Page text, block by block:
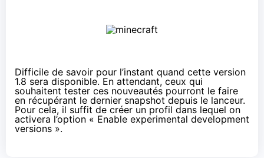
Difficile de savoir pour l’instant quand cette version
1.8 sera disponible. En attendant, ceux qui
souhaitent tester ces nouveautés pourront le faire
en récupérant le dernier snapshot depuis le lanceur.
Pour cela, il suffit de créer un profil dans lequel on
activera l’option « Enable experimental development
versions ».